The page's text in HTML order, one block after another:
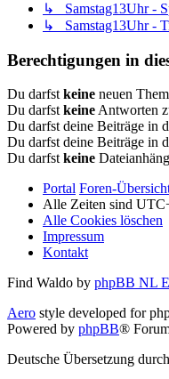
↳ Samstag13Uhr -
↳ Samstag13Uhr -
Berechtigungen in
Du darfstkeine neuen
Du darfstkeineAntworten
Du darfst deine Beiträge in
Du darfst deine Beiträge in
Du darfstkeine
Portal Foren-
Alle Zeiten sind
Alle Cookies löschen
Impressum
Kontakt
Find Waldo by phpBB NL
Aero style developed for
Powered by phpBB®
Deutsche Übersetzung durch